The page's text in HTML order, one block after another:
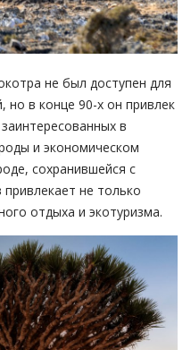
не был доступен для
но в конце 90-х он привлек
в
и экономическом
сохранившейся с
не только
отдыха и экотуризма.